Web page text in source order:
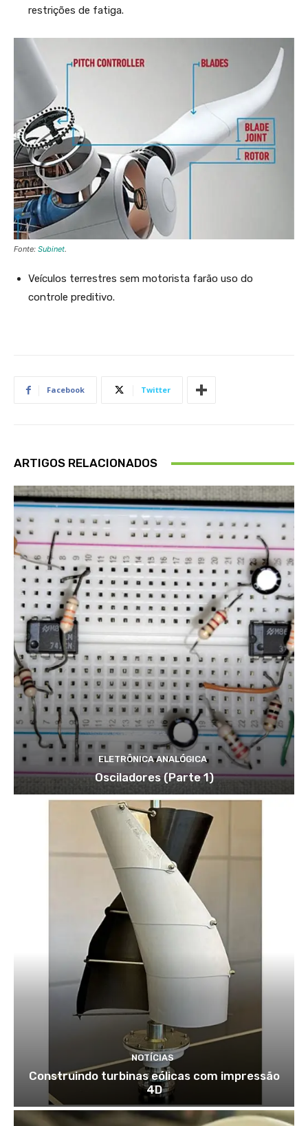
m
t
^{
t
=
k
+
p
}
(
W
_{
u
D
_{
+
t}
^{
2}
)
restrições de fatiga.
Fonte: Subinet.
Veículos terrestres sem motorista farão uso do
controle preditivo.
Facebook Twitter
ARTIGOS RELACIONADOS
ELETRÔNICA ANALÓGICA
Osciladores (Parte 1)
NOTÍCIAS
Construindo turbinas eólicas com impressão
4D